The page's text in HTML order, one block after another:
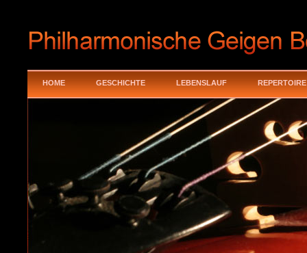
HOME GESCHICHTE LEBENSLAUF REPERTOIRE